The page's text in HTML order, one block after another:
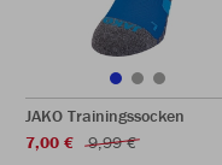
JAKO Trainingssocken
7,00 €
9,99 €